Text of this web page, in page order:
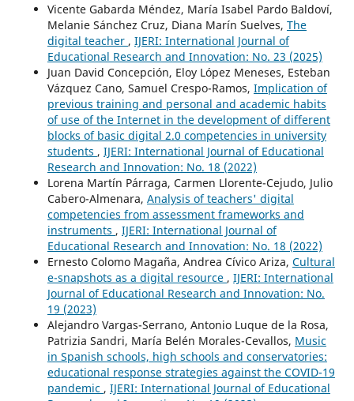
Vicente Gabarda Méndez, María Isabel Pardo Baldoví,
Melanie Sánchez Cruz, Diana Marín Suelves, The
digital teacher , IJERI: International Journal of
Educational Research and Innovation: No. 23 (2025)
Juan David Concepción, Eloy López Meneses, Esteban
Vázquez Cano, Samuel Crespo-Ramos, Implication of
previous training and personal and academic habits
of use of the Internet in the development of different
blocks of basic digital 2.0 competencies in university
students , IJERI: International Journal of Educational
Research and Innovation: No. 18 (2022)
Lorena Martín Párraga, Carmen Llorente-Cejudo, Julio
Cabero-Almenara, Analysis of teachers' digital
competencies from assessment frameworks and
instruments , IJERI: International Journal of
Educational Research and Innovation: No. 18 (2022)
Ernesto Colomo Magaña, Andrea Cívico Ariza, Cultural
e-snapshots as a digital resource , IJERI: International
Journal of Educational Research and Innovation: No.
19 (2023)
Alejandro Vargas-Serrano, Antonio Luque de la Rosa,
Patrizia Sandri, María Belén Morales-Cevallos, Music
in Spanish schools, high schools and conservatories:
educational response strategies against the COVID-19
pandemic , IJERI: International Journal of Educational